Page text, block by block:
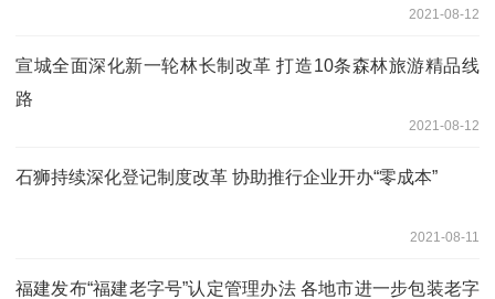
2021-08-12
宣城全面深化新一轮林长制改革 打造10条森林旅游精品线
路
2021-08-12
石狮持续深化登记制度改革 协助推行企业开办“零成本”
2021-08-11
福建发布“福建老字号”认定管理办法 各地市进一步包装老字